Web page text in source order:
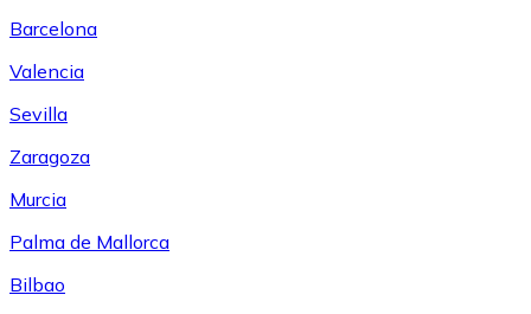
Barcelona
Valencia
Sevilla
Zaragoza
Murcia
Palma de Mallorca
Bilbao